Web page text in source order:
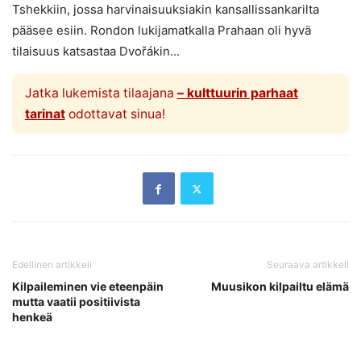
Tshekkiin, jossa harvinaisuuksiakin kansallissankarilta
pääsee esiin. Rondon lukijamatkalla Prahaan oli hyvä
tilaisuus katsastaa Dvořákin...
Jatka lukemista tilaajana – kulttuurin parhaat
tarinatodottavat sinua!
Edellinen artikkeli
Kilpaileminen vie eteenpäin
mutta vaatii positiivista
henkeä
Seuraava artikkeli
Muusikon kilpailtu elämä